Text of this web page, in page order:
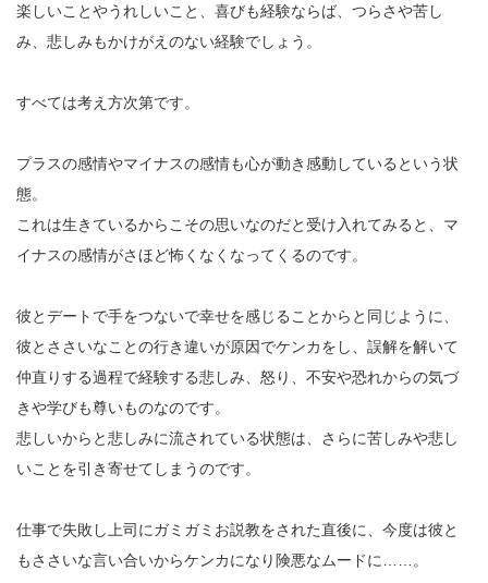
楽しいことやうれしいこと、喜びも経験ならば、つらさや苦し
み、悲しみもかけがえのない経験でしょう。
すべては考え方次第です。
プラスの感情やマイナスの感情も心が動き感動しているという状
態。
これは生きているからこその思いなのだと受け入れてみると、マ
イナスの感情がさほど怖くなくなってくるのです。
彼とデートで手をつないで幸せを感じることからと同じように、
彼とささいなことの行き違いが原因でケンカをし、誤解を解いて
仲直りする過程で経験する悲しみ、怒り、不安や恐れからの気づ
きや学びも尊いものなのです。
悲しいからと悲しみに流されている状態は、さらに苦しみや悲し
いことを引き寄せてしまうのです。
仕事で失敗し上司にガミガミお説教をされた直後に、今度は彼と
もささいな言い合いからケンカになり険悪なムードに……。